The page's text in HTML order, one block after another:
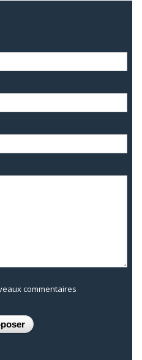
commentaires